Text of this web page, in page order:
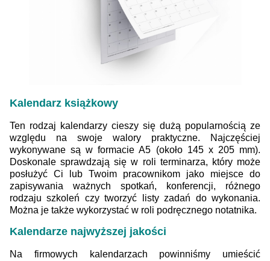
Kalendarz książkowy
Ten rodzaj kalendarzy cieszy się dużą popularnością ze
względu na swoje walory praktyczne. Najczęściej
wykonywane są w formacie A5 (około 145 x 205 mm).
Doskonale sprawdzają się w roli terminarza, który może
posłużyć Ci lub Twoim pracownikom jako miejsce do
zapisywania ważnych spotkań, konferencji, różnego
rodzaju szkoleń czy tworzyć listy zadań do wykonania.
Można je także wykorzystać w roli podręcznego notatnika.
Kalendarze najwyższej jakości
Na firmowych kalendarzach powinniśmy umieścić